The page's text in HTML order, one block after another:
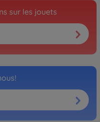
sur les jouets